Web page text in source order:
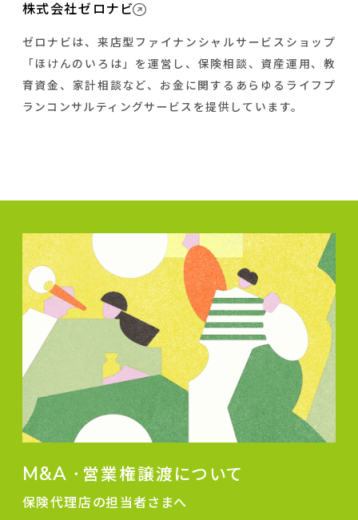
株式会社ゼロナビ
ゼロナビは、来店型ファイナンシャルサービスショップ
「ほけんのいろは」を運営し、保険相談、資産運用、教
育資金、家計相談など、お金に関するあらゆるライフプ
ランコンサルティングサービスを提供しています。
M&A ・ 営業権譲渡について
保険代理店の担当者さまへ